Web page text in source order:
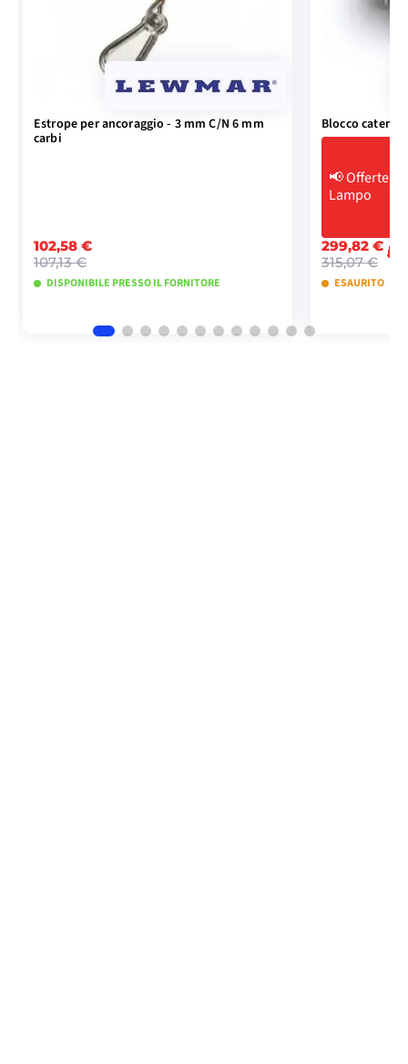
Estrope per ancoraggio - 3 mm C/N 6 mm
carbi
102,58 €
107,13 €
DISPONIBILE PRESSO IL FORNITORE
Blocco catena
📢Offerte
Lampo
299,82 €
315,07 €
ESAURITO